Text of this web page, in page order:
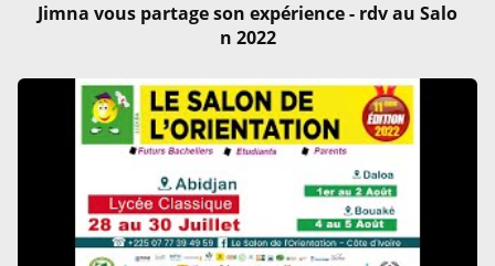
Jimna vous partage son expérience - rdv au Salo
n 2022